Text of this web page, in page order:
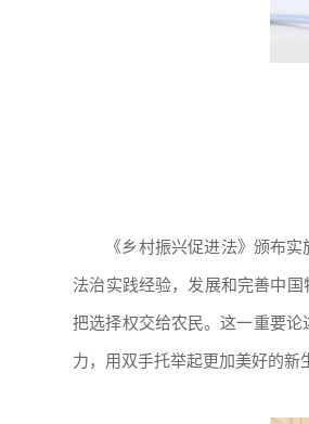
《乡村振兴促进法》颁布
法治实践经验，发展和完善中
把选择权交给农民。这一重要
力，用双手托举起更加美好的新